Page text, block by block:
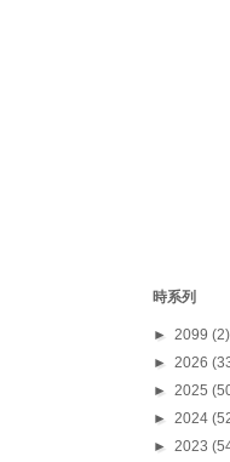
時系列
► 2099 (2)
► 2026
► 2025
► 2024
► 2023